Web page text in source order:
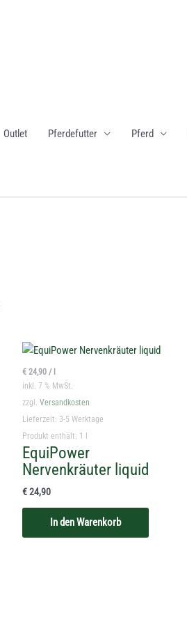
Outlet Pferdefutter Pferd
€ 24,90 /
inkl. 7 % MwSt.
zzgl. Versandkosten
Lieferzeit: 3-5 Werktage
Produkt enthält: 1
EquiPower
Nervenkräuter liquid
€24,90
In den Warenkorb